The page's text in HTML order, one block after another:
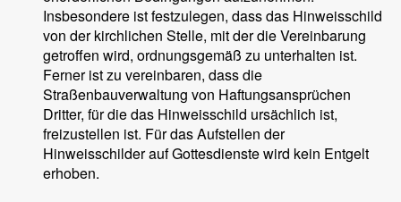
Insbesondere ist festzulegen, dass das Hinweisschild
von der kirchlichen Stelle, mit der die Vereinbarung
getroffen wird, ordnungsgemäß zu unterhalten ist.
Ferner ist zu vereinbaren, dass die
Straßenbauverwaltung von Haftungsansprüchen
Dritter, für die das Hinweisschild ursächlich ist,
freizustellen ist. Für das Aufstellen der
Hinweisschilder auf Gottesdienste wird kein Entgelt
erhoben.